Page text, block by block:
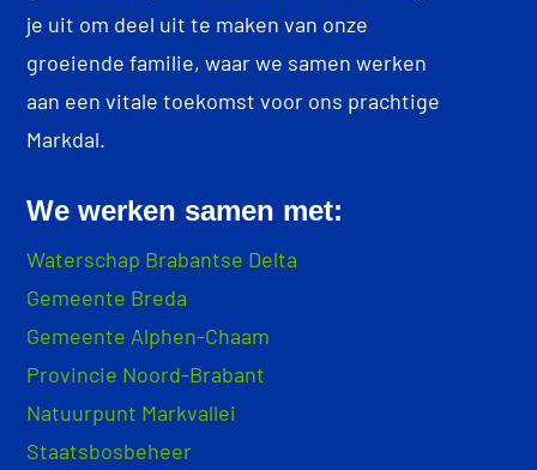
je uit om deel uit te maken van onze
groeiende familie, waar we samen werken
aan een vitale toekomst voor ons prachtige
Markdal.
We werken samen met:
Waterschap Brabantse Delta
Gemeente Breda
Gemeente Alphen-Chaam
Provincie Noord-Brabant
Natuurpunt Markvallei
Staatsbosbeheer